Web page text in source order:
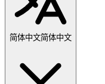
简体中文简体中文